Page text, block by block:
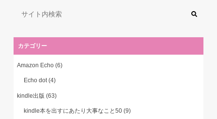
カテゴリー
Amazon Echo(6)
Echo dot(4)
kindle出版(63)
kindle本を出すにあたり大事なこと50(9)